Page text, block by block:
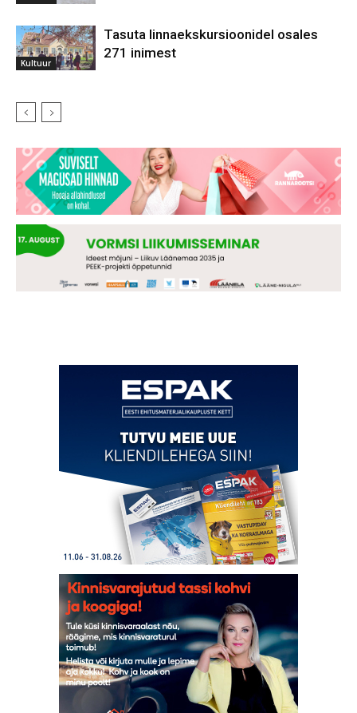
Kultuur
Tasuta linnaekskursioonidel osales
271 inimest